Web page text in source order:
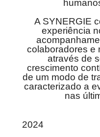
A SYNERGIE
experiência
colaboradores e
através de
crescimento
de um modo de
caracterizado a
nas
2024